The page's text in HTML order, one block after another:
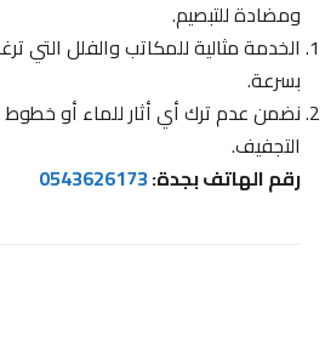
ومضادة للتبصيم.
الخدمة مثالية للمكاتب والفلل التي
بسرعة.
نضمن عدم ترك أي أثار للماء أو خطوط
التجفيف.
رقم الهاتف بجدة:0543626173